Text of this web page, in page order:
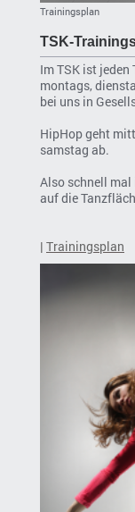
Trainingsplan
TSK-
Im TSK ist jeden
montags,
bei uns in
HipHop geht
samstag ab.
Also schnell
auf die
| Trainingsplan